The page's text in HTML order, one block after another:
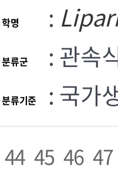
학명 :
분류군 : 관속
분류기준 : 국가
44 45 46 47